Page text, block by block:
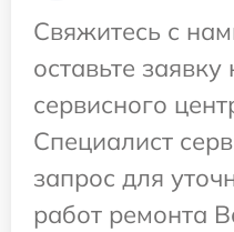
Свяжитесь с
оставьте заявку
сервисного
Специалист
запрос для
работ ремонта